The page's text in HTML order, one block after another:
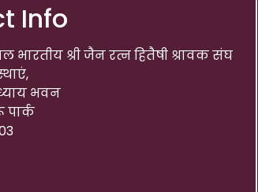
Info
भारतीय श्री जैन रत्न हितैषी श्रावक संघ
भवन
पार्क